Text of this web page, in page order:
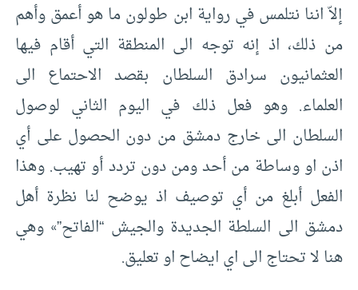
إلاّ اننا نتلمس في رواية ابن طولون ما هو أعمق وأهم
من ذلك، اذ إنه توجه الى المنطقة التي أقام فيها
العثمانيون سرادق السلطان بقصد الاحتماع الى
العلماء. وهو فعل ذلك في اليوم الثاني لوصول
السلطان الى خارج دمشق من دون الحصول على أي
اذن او وساطة من أحد ومن دون تردد أو تهيب. وهذا
الفعل أبلغ من أي توصيف اذ يوضح لنا نظرة أهل
دمشق الى السلطة الجديدة والجيش “الفاتح”» وهي
هنا لا تحتاج الى اي ايضاح او تعليق.